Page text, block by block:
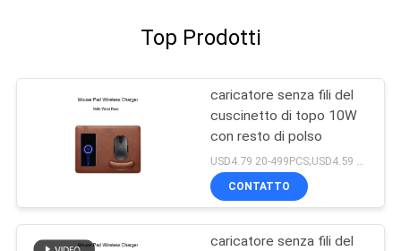
Top Prodotti
caricatore senza fili del
cuscinetto di topo 10W
con resto di polso
USD4.79 20-499PCS;USD4.59 500-999pcs;USD4.39 1000-2999PCS,USD4.19 3000PCS+ MOQ:20pcs
CONTATTO
caricatore senza fili del